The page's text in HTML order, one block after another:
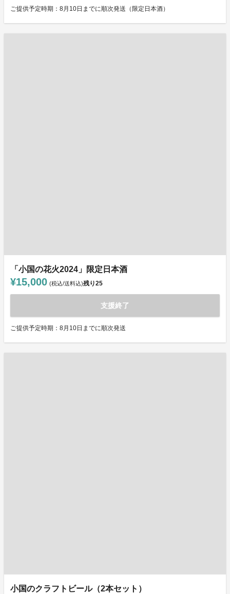
ご提供予定時期：8月10日までに順次発送（限定日本酒）
「小国の花火2024」限定日本酒
¥15,000 (税込/送料込)残り25
支援終了
ご提供予定時期：8月10日までに順次発送
小国のクラフトビール（2本セット）